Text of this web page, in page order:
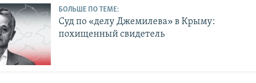
БОЛЬШЕ ПО ТЕМЕ:
Суд по «делу Джемилева» в Крыму:
похищенный свидетель